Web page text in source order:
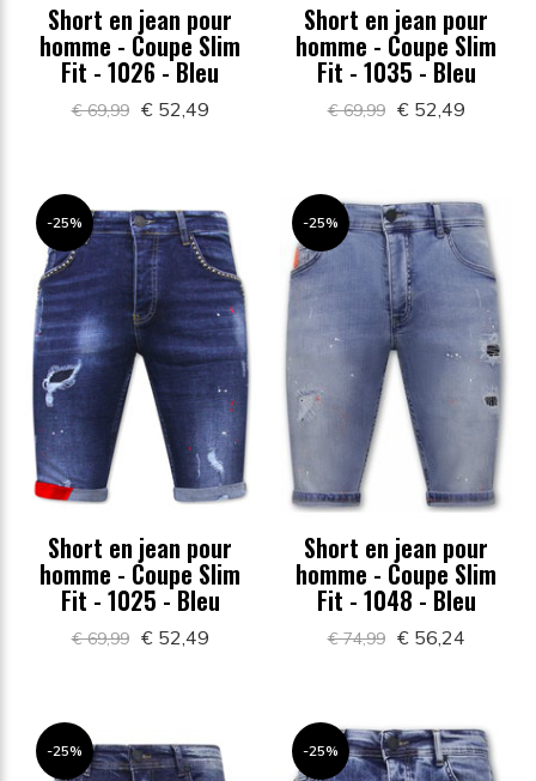
Short en jean pour
homme - Coupe Slim
Fit - 1026 - Bleu
€ 69,99 € 52,49
Short en jean pour
homme - Coupe Slim
Fit - 1035 - Bleu
€ 69,99 € 52,49
-25%
Short en jean pour
homme - Coupe Slim
Fit - 1025 - Bleu
€ 69,99 € 52,49
-25%
Short en jean pour
homme - Coupe Slim
Fit - 1048 - Bleu
€ 74,99 € 56,24
-25% -25%